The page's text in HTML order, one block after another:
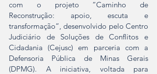
com o projeto “Caminho de
Reconstrução: apoio, escuta e
transformação”, desenvolvido pelo Centro
Judiciário de Soluções de Conflitos e
Cidadania (Cejusc) em parceria com a
Defensoria Pública de Minas Gerais
(DPMG). A iniciativa, voltada para